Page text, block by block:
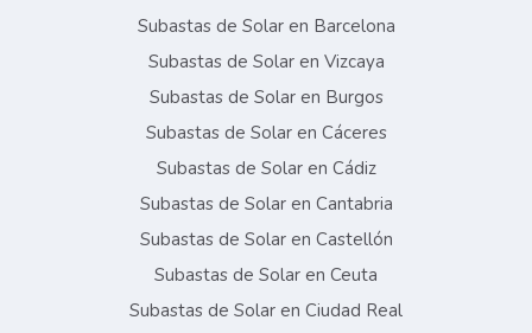
Subastas de Solar en Barcelona
Subastas de Solar en Vizcaya
Subastas de Solar en Burgos
Subastas de Solar en Cáceres
Subastas de Solar en Cádiz
Subastas de Solar en Cantabria
Subastas de Solar en Castellón
Subastas de Solar en Ceuta
Subastas de Solar en Ciudad Real